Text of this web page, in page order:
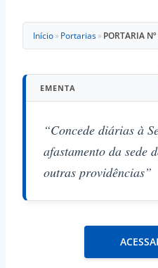
Início» Portarias» PORTARIA
EMENTA
“Concede diárias à
afastamento da sede
outras providências”